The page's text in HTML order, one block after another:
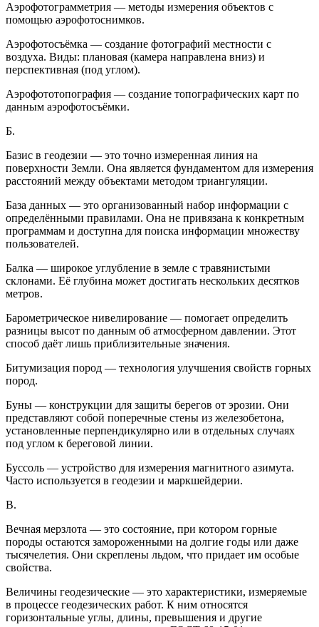
Аэрофотограмметрия — методы измерения объектов с
помощью аэрофотоснимков.
Аэрофотосъёмка — создание фотографий местности с
воздуха. Виды: плановая (камера направлена вниз) и
перспективная (под углом).
Аэрофототопография — создание топографических карт по
данным аэрофотосъёмки.
Б.
Базис в геодезии — это точно измеренная линия на
поверхности Земли. Она является фундаментом для измерения
расстояний между объектами методом триангуляции.
База данных — это организованный набор информации с
определёнными правилами. Она не привязана к конкретным
программам и доступна для поиска информации множеству
пользователей.
Балка — широкое углубление в земле с травянистыми
склонами. Её глубина может достигать нескольких десятков
метров.
Барометрическое нивелирование — помогает определить
разницы высот по данным об атмосферном давлении. Этот
способ даёт лишь приблизительные значения.
Битумизация пород — технология улучшения свойств горных
пород.
Буны — конструкции для защиты берегов от эрозии. Они
представляют собой поперечные стены из железобетона,
установленные перпендикулярно или в отдельных случаях
под углом к береговой линии.
Буссоль — устройство для измерения магнитного азимута.
Часто используется в геодезии и маркшейдерии.
В.
Вечная мерзлота — это состояние, при котором горные
породы остаются замороженными на долгие годы или даже
тысячелетия. Они скреплены льдом, что придает им особые
свойства.
Величины геодезические — это характеристики, измеряемые
в процессе геодезических работ. К ним относятся
горизонтальные углы, длины, превышения и другие